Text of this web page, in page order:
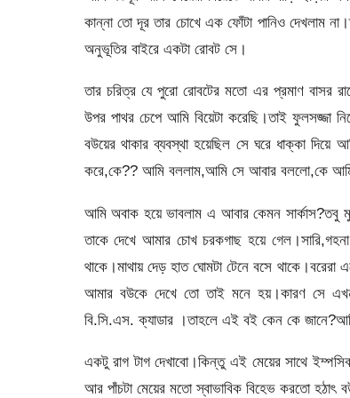
কান্না তো দূর তার চোখে এক ফোঁটা পানিও দেখলাম
অনুভূতির বাইরে একটা রোবট সে।
তার চরিত্র যে পুরো রোবটের মতো এর প্রমাণ বাসর
উপর পাথর চেপে আমি বিয়েটা করেছি।তাই
বউয়ের থাকার ব্যবস্থা হয়েছিল সে ঘরে ধাক্কা
করে,কে?? আমি বললাম,আমি সে আবার বললো,কে
আমি অবাক হয়ে ভাবলাম এ আবার কেমন
তাকে দেখে আমার চোখ চরকগাছ হয়ে
থাকে।মাথায় দেড় হাত ঘোমটা টেনে বসে
আমার বউকে দেখে তো তাই মনে হয়।কারণ সে
বি.সি.এস. ক্যাডার ।তাহলে এই বই কেন কে
একটু রাগ টাগ দেখাবো।কিন্তু এই মেয়ের সাথে
আর পাঁচটা মেয়ের মতো স্বাভাবিক বিহেভ করতো